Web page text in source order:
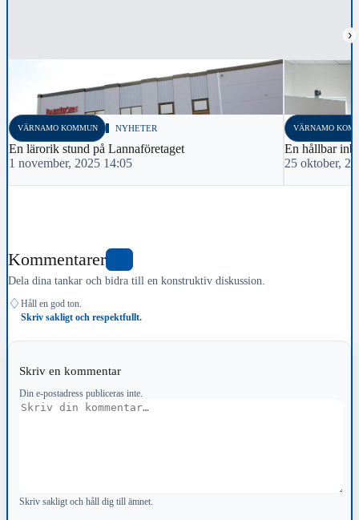
›
VÄRNAMO KOMMUN NYHETER
En lärorik stund på Lannaföretaget
1 november, 2025 14:05
VÄRNAMO
En hållbar
25 oktober,
Kommentarer
Dela dina tankar och bidra till en konstruktiv diskussion.
♢ Håll en god ton.
Skriv sakligt och respektfullt.
Skriv en kommentar
Din e-postadress publiceras inte.
Kommentar
Skriv sakligt och håll dig till ämnet.